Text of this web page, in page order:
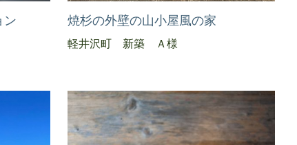
ン 焼杉の外壁の山小屋風の家
軽井沢町 新築 Ａ様